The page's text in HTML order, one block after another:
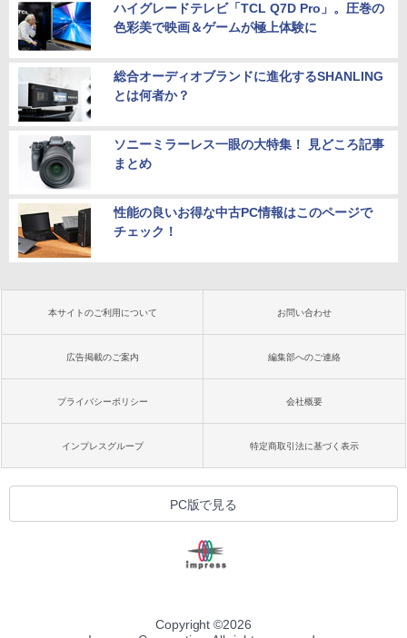
ハイグレードテレビ「TCL Q7D Pro」。圧巻の
色彩美で映画＆ゲームが極上体験に
総合オーディオブランドに進化するSHANLING
とは何者か？
ソニーミラーレス一眼の大特集！ 見どころ記事
まとめ
性能の良いお得な中古PC情報はこのページで
チェック！
本サイトのご利用について お問い合わせ
広告掲載のご案内 編集部へのご連絡
プライバシーポリシー 会社概要
インプレスグループ 特定商取引法に基づく表示
PC版で見る
Copyright ©2026